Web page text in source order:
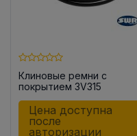
Клиновые ремни с
покрытием 3V315
Цена доступна
после
авторизации